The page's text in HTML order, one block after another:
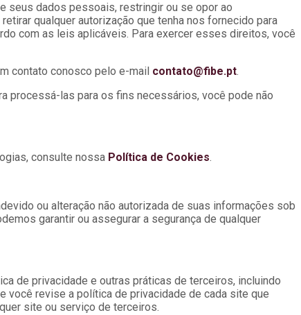
seus dados pessoais, restringir ou se opor ao
qualquer autorização que tenha nos fornecido para
com as leis aplicáveis. Para exercer esses direitos, você
contato conosco pelo e-mail contato@fibe.pt.
processá-las para os fins necessários, você pode não
consulte nossa Política de Cookies.
ou alteração não autorizada de suas informações sob
garantir ou assegurar a segurança de qualquer
de privacidade e outras práticas de terceiros, incluindo
você revise a política de privacidade de cada site que
site ou serviço de terceiros.